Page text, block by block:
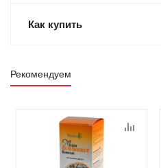
Как купить
Рекомендуем